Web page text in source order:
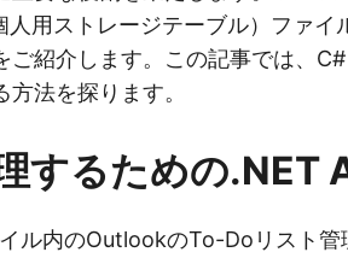
用ストレージテーブル）ファイ
ご紹介します。この記事では、
法を探ります。
するための.NET
ル内のOutlookのTo-Doリスト管